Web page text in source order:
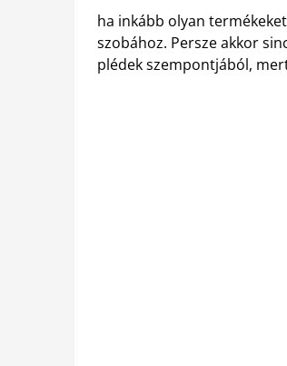
ha inkább olyan
szobához. Persze akkor
plédek szempontjából,